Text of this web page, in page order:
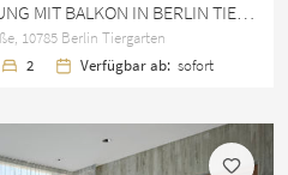
10785 Berlin Tiergarten
2 Verfügbar ab: sofort